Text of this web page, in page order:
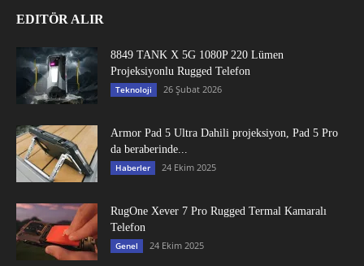
EDITÖR ALIR
8849 TANK X 5G 1080P 220 Lümen
Projeksiyonlu Rugged Telefon
Teknoloji 26 Şubat 2026
Armor Pad 5 Ultra Dahili projeksiyon, Pad 5 Pro
da beraberinde...
Haberler 24 Ekim 2025
RugOne Xever 7 Pro Rugged Termal Kamaralı
Telefon
Genel 24 Ekim 2025